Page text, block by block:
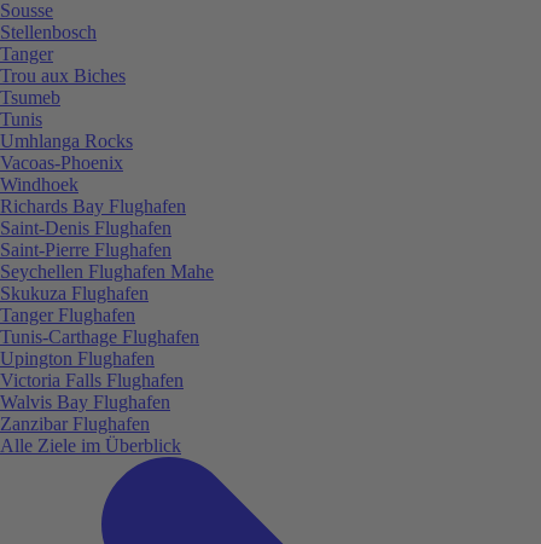
Sousse
Stellenbosch
Tanger
Trou aux Biches
Tsumeb
Tunis
Umhlanga Rocks
Vacoas-Phoenix
Windhoek
Richards Bay Flughafen
Saint-Denis Flughafen
Saint-Pierre Flughafen
Seychellen Flughafen Mahe
Skukuza Flughafen
Tanger Flughafen
Tunis-Carthage Flughafen
Upington Flughafen
Victoria Falls Flughafen
Walvis Bay Flughafen
Zanzibar Flughafen
Alle Ziele im Überblick